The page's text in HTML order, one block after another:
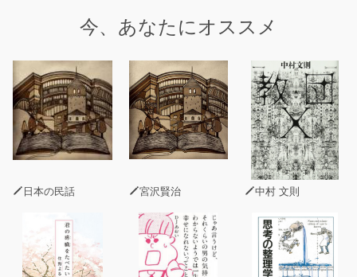
今、あなたにオススメ
日本の民話 宮沢賢治 中村 文則